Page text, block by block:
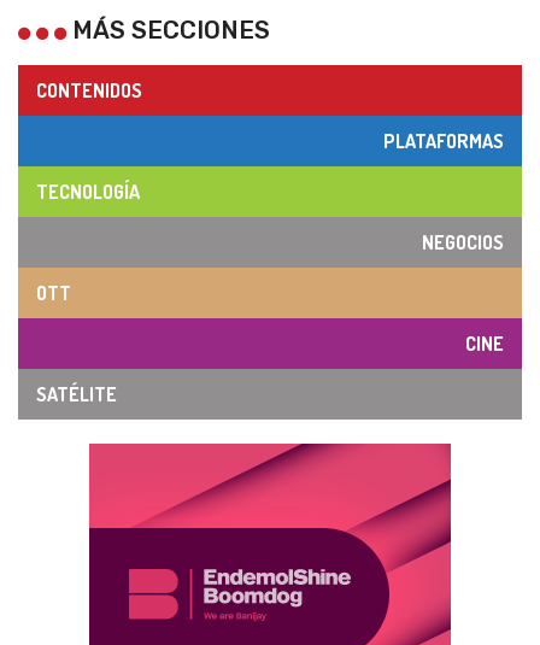
MÁS SECCIONES
CONTENIDOS
PLATAFORMAS
TECNOLOGÍA
NEGOCIOS
OTT
CINE
SATÉLITE